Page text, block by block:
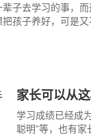
去学习的事，而
孩子养好，可是
家长可以从
学习成绩已经成
聪明”等，也有